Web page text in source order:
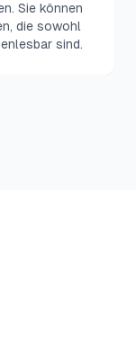
Sie können
die sowohl
sind.